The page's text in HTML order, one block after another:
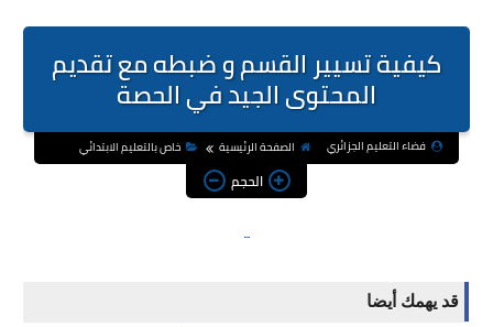
كيفية تسيير القسم و ضبطه مع تقديم
المحتوى الجيد في الحصة
فضاء التعليم الجزائري الصفحة الرئيسية خاص بالتعليم الابتدائي
الحجم
قد يهمك أيضا